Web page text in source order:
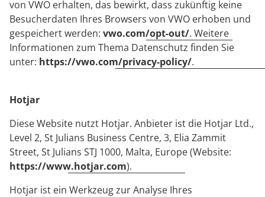
von VWO erhalten, das bewirkt, dass zukünftig keine
Besucherdaten Ihres Browsers von VWO erhoben und
gespeichert werden: vwo.com/opt-out/. Weitere
Informationen zum Thema Datenschutz finden Sie
unter: https://vwo.com/privacy-policy/.
Hotjar
Diese Website nutzt Hotjar. Anbieter ist die Hotjar Ltd.,
Level 2, St Julians Business Centre, 3, Elia Zammit
Street, St Julians STJ 1000, Malta, Europe (Website:
https://www.hotjar.com).
Hotjar ist ein Werkzeug zur Analyse Ihres